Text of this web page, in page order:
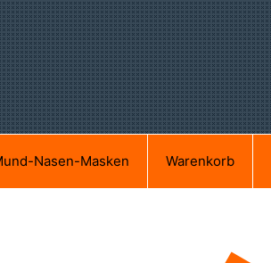
Nasen-Masken Warenkorb